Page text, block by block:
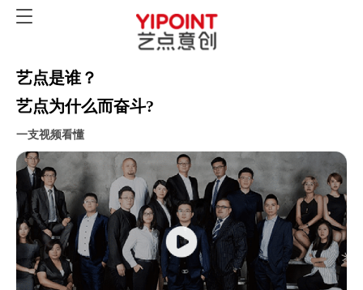
艺点是谁？
艺点为什么而奋斗?
一支视频看懂